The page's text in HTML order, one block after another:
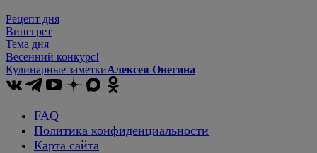
Рецепт дня
Винегрет
Тема дня
Весенний конкурс!
Кулинарные заметкиАлексея Онегина
FAQ
Политика конфиденциальности
Карта сайта